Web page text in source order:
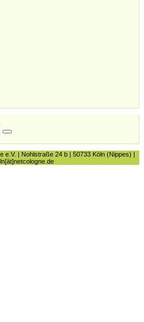
e.V. | Nohlstraße 24 b | 50733 Köln (Nippes) |